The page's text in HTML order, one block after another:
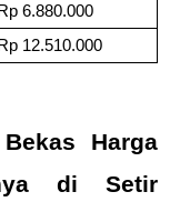
Rp 6.880.000
Rp 12.510.000
Harga
di Setir